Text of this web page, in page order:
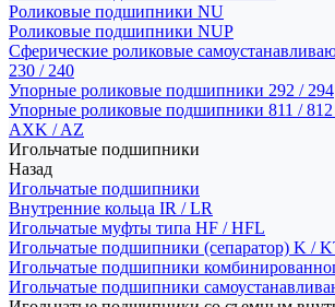
Роликовые подшипники NU
Роликовые подшипники NUP
Сферические роликовые
230 / 240
Упорные роликовые подшипники 292 / 294
Упорные роликовые подшипники 811 /
AXK / AZ
Игольчатые подшипники
Назад
Игольчатые подшипники
Внутренние кольца IR / LR
Игольчатые муфты типа HF / HFL
Игольчатые подшипники (сепаратор) K /
Игольчатые подшипники
Игольчатые подшипники